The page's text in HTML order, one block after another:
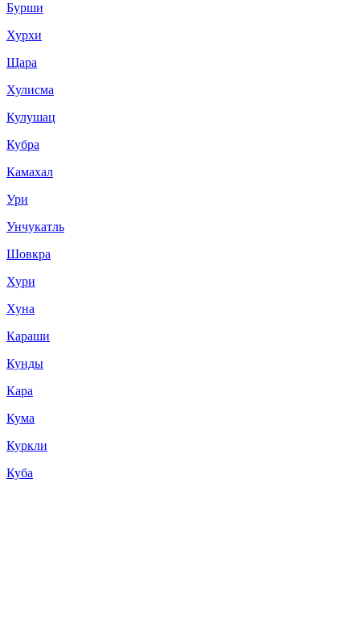
Бурши
Хурхи
Щара
Хулисма
Кулушац
Кубра
Камахал
Ури
Унчукатль
Шовкра
Хури
Хуна
Караши
Кунды
Кара
Кума
Куркли
Куба